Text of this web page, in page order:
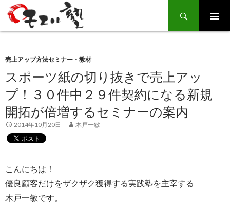
Search
SKIP
TO
売上アップ方法セミナー・教材
スポーツ紙の切り抜きで売上アッ
プ！３０件中２９件契約になる新規
開拓が倍増するセミナーの案内
2014年10月20日 木戸一敏
こんにちは！
優良顧客だけをザクザク獲得する実践塾を主宰する
木戸一敏です。